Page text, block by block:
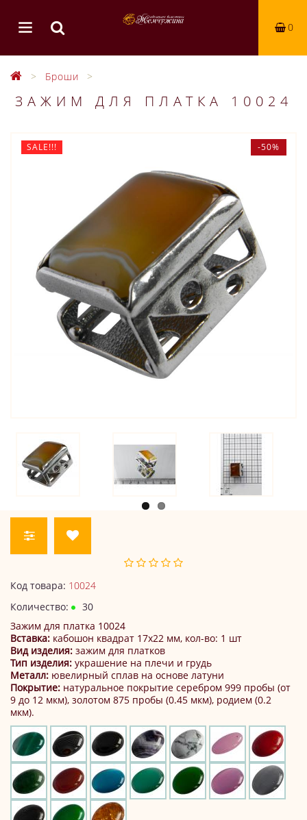
0
Броши
ЗАЖИМ ДЛЯ ПЛАТКА 10024
SALE!!! -50%
Код товара: 10024
Количество:
30
Зажим для платка 10024
Вставка: кабошон квадрат 17х22 мм, кол-во: 1 шт
Вид изделия: зажим для платков
Тип изделия: украшение на плечи и грудь
Металл: ювелирный сплав на основе латуни
Покрытие: натуральное покрытие серебром 999 пробы (от
9 до 12 мкм), золотом 875 пробы (0.45 мкм), родием (0.2
мкм).